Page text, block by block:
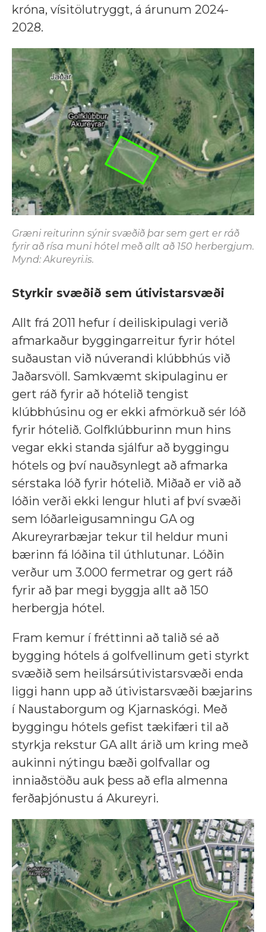
króna, vísitölutryggt, á árunum 2024-
2028.
Græni reiturinn sýnir svæðið þar sem gert er ráð
fyrir að rísa muni hótel með allt að 150 herbergjum.
Mynd: Akureyri.is.
Styrkir svæðið sem útivistarsvæði
Allt frá 2011 hefur í deiliskipulagi verið
afmarkaður byggingarreitur fyrir hótel
suðaustan við núverandi klúbbhús við
Jaðarsvöll. Samkvæmt skipulaginu er
gert ráð fyrir að hótelið tengist
klúbbhúsinu og er ekki afmörkuð sér lóð
fyrir hótelið. Golfklúbburinn mun hins
vegar ekki standa sjálfur að byggingu
hótels og því nauðsynlegt að afmarka
sérstaka lóð fyrir hótelið. Miðað er við að
lóðin verði ekki lengur hluti af því svæði
sem lóðarleigusamningu GA og
Akureyrarbæjar tekur til heldur muni
bærinn fá lóðina til úthlutunar. Lóðin
verður um 3.000 fermetrar og gert ráð
fyrir að þar megi byggja allt að 150
herbergja hótel.
Fram kemur í fréttinni að talið sé að
bygging hótels á golfvellinum geti styrkt
svæðið sem heilsársútivistarsvæði enda
liggi hann upp að útivistarsvæði bæjarins
í Naustaborgum og Kjarnaskógi. Með
byggingu hótels gefist tækifæri til að
styrkja rekstur GA allt árið um kring með
aukinni nýtingu bæði golfvallar og
inniaðstöðu auk þess að efla almenna
ferðaþjónustu á Akureyri.